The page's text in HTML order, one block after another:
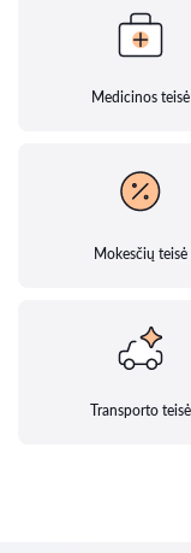
Medicinos teisė
Mokesčių teisė
Transporto teisė